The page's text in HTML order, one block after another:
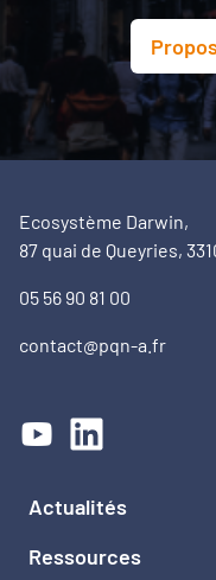
Ecosystème Darwin,
87 quai de Queyries,
05 56 90 81 00
contact@pqn-a.fr
Actualités
Ressources